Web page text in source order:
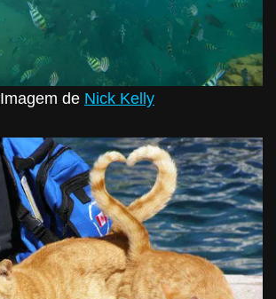
Imagem de Nick Kelly